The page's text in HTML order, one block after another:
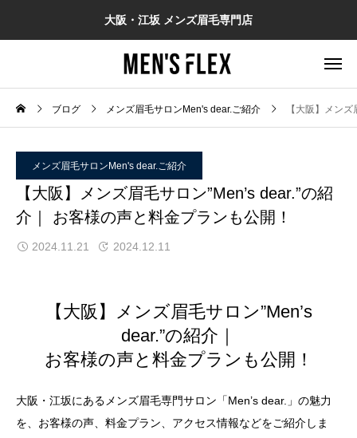
大阪・江坂 メンズ眉毛専門店
ブログ メンズ眉毛サロンMen's dear.ご紹介 【大阪】メン
メンズ眉毛サロンMen's dear.ご紹介
【大阪】メンズ眉毛サロン”Men’s dear.”の紹
介｜ お客様の声と料金プランも公開！
2024.11.21 2024.12.11
【大阪】メンズ眉毛サロン”Men’s
dear.”の紹介｜
お客様の声と料金プランも公開！
大阪・江坂にあるメンズ眉毛専門サロン「Men’s dear.」の魅力
を、お客様の声、料金プラン、アクセス情報などをご紹介しま